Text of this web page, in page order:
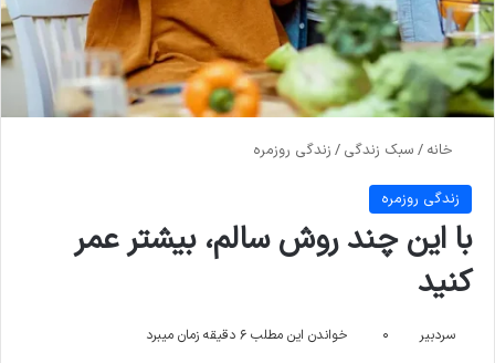
خانه / سبک زندگی / زندگی روزمره
زندگی روزمره
با این چند روش سالم، بیشتر عمر
کنید
سردبیر ۰ خواندن این مطلب ۶ دقیقه زمان میبرد